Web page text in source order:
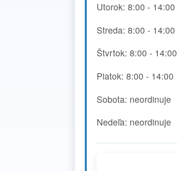
Utorok: 8:00 - 14:00
Streda: 8:00 - 14:00
Štvrtok: 8:00 - 14:00
Piatok: 8:00 - 14:00
Sobota: neordinuje
Nedeľa: neordinuje